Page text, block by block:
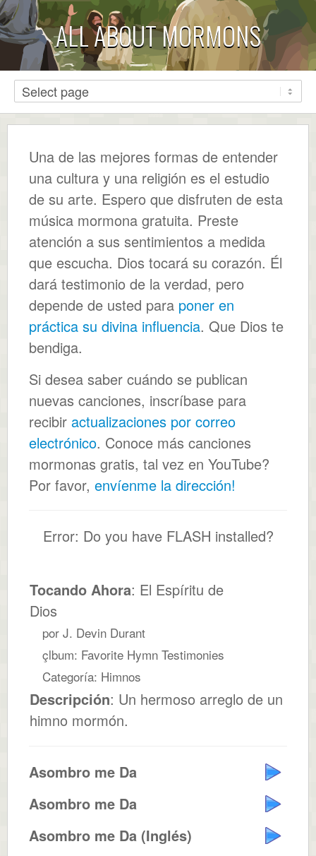
ALL ABOUT MORMONS
Una de las mejores formas de entender
una cultura y una religión es el estudio
de su arte. Espero que disfruten de esta
música mormona gratuita. Preste
atención a sus sentimientos a medida
que escucha. Dios tocará su corazón. Él
dará testimonio de la verdad, pero
depende de usted para poner en
práctica su divina influencia. Que Dios te
bendiga.
Si desea saber cuándo se publican
nuevas canciones, inscríbase para
recibir actualizaciones por correo
electrónico. Conoce más canciones
mormonas gratis, tal vez en YouTube?
Por favor, envíenme la dirección!
Error: Do you have FLASH installed?
Tocando Ahora: El Espíritu de
Dios
por J. Devin Durant
çlbum: Favorite Hymn Testimonies
Categoría: Himnos
Descripción: Un hermoso arreglo de un
himno mormón.
Asombro me Da
Asombro me Da
Asombro me Da (Inglés)